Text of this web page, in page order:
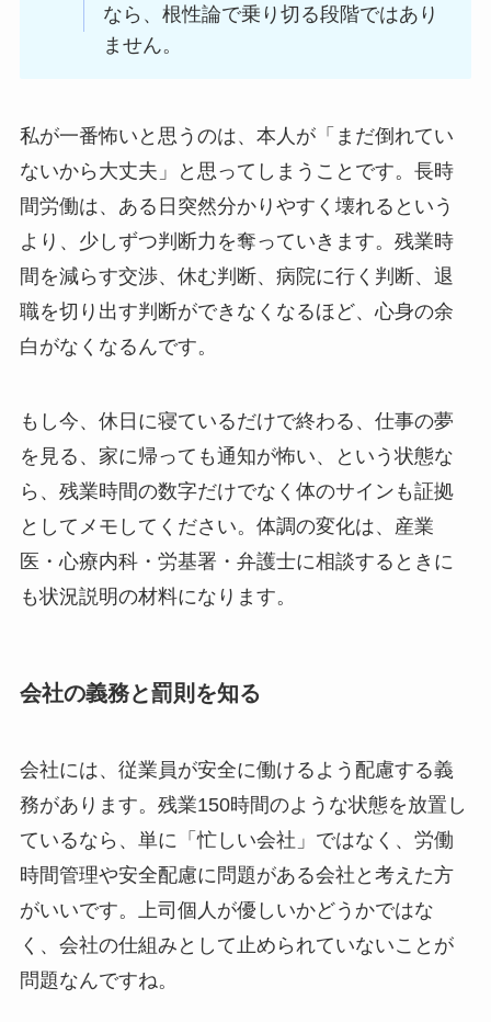
なら、根性論で乗り切る段階ではあり
ません。
私が一番怖いと思うのは、本人が「まだ倒れてい
ないから大丈夫」と思ってしまうことです。長時
間労働は、ある日突然分かりやすく壊れるという
より、少しずつ判断力を奪っていきます。残業時
間を減らす交渉、休む判断、病院に行く判断、退
職を切り出す判断ができなくなるほど、心身の余
白がなくなるんです。
もし今、休日に寝ているだけで終わる、仕事の夢
を見る、家に帰っても通知が怖い、という状態な
ら、残業時間の数字だけでなく体のサインも証拠
としてメモしてください。体調の変化は、産業
医・心療内科・労基署・弁護士に相談するときに
も状況説明の材料になります。
会社の義務と罰則を知る
会社には、従業員が安全に働けるよう配慮する義
務があります。残業150時間のような状態を放置し
ているなら、単に「忙しい会社」ではなく、労働
時間管理や安全配慮に問題がある会社と考えた方
がいいです。上司個人が優しいかどうかではな
く、会社の仕組みとして止められていないことが
問題なんですね。